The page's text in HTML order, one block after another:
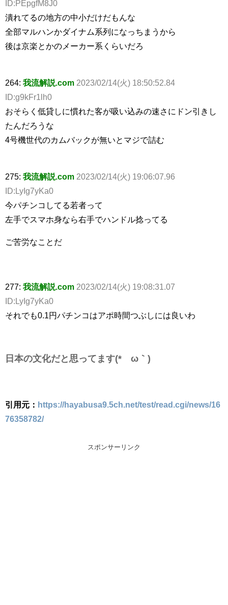
ID:PEpgfM8J0
潰れてるの地方の中小だけだもんな
全部マルハンかダイナム系列になっちまうから
後は京楽とかのメーカー系くらいだろ
264: 我流解説.com 2023/02/14(火) 18:50:52.84
ID:g9kFr1lh0
おそらく低貸しに慣れた客が吸い込みの速さにドン引きし
たんだろうな
4号機世代のカムバックが無いとマジで詰む
275: 我流解説.com 2023/02/14(火) 19:06:07.96
ID:LyIg7yKa0
今パチンコしてる若者って
左手でスマホ身なら右手でハンドル捻ってる
ご苦労なことだ
277: 我流解説.com 2023/02/14(火) 19:08:31.07
ID:LyIg7yKa0
それでも0.1円パチンコはアポ時間つぶしには良いわ
日本の文化だと思ってます(*´ω｀)
引用元： https://hayabusa9.5ch.net/test/read.cgi/news/16
76358782/
スポンサーリンク